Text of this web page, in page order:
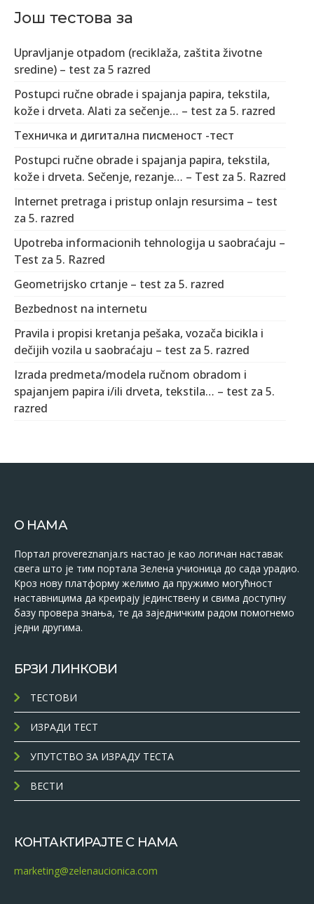
Још тестова за
Upravljanje otpadom (reciklaža, zaštita životne
sredine) – test za 5 razred
Postupci ručne obrade i spajanja papira, tekstila,
kože i drveta. Alati za sečenje… – test za 5. razred
Техничка и дигитална писменост -тест
Postupci ručne obrade i spajanja papira, tekstila,
kože i drveta. Sečenje, rezanje… – Test za 5. Razred
Internet pretraga i pristup onlajn resursima – test
za 5. razred
Upotreba informacionih tehnologija u saobraćaju –
Test za 5. Razred
Geometrijsko crtanje – test za 5. razred
Bezbednost na internetu
Pravila i propisi kretanja pešaka, vozača bicikla i
dečijih vozila u saobraćaju – test za 5. razred
Izrada predmeta/modela ručnom obradom i
spajanjem papira i/ili drveta, tekstila… – test za 5.
razred
О НАМА
Портал provereznanja.rs настао је као логичан наставак
свега што је тим портала Зелена учионица до сада урадио.
Кроз нову платформу желимо да пружимо могућност
наставницима да креирају јединствену и свима доступну
базу провера знања, те да заједничким радом помогнемо
једни другима.
БРЗИ ЛИНКОВИ
ТЕСТОВИ
ИЗРАДИ ТЕСТ
УПУТСТВО ЗА ИЗРАДУ ТЕСТА
ВЕСТИ
КОНТАКТИРАЈТЕ С НАМА
marketing@zelenaucionica.com